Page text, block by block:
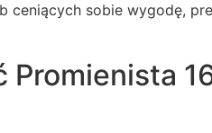
ceniących sobie wygodę,